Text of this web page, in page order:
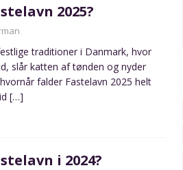
2025?
traditioner i Danmark, hvor
slår katten af tønden og nyder
falder Fastelavn 2025 helt
[…]
i 2024?